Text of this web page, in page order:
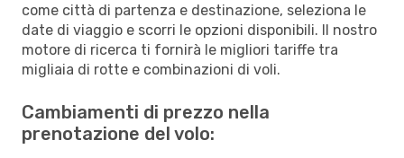
come città di partenza e destinazione, seleziona le
date di viaggio e scorri le opzioni disponibili. Il nostro
motore di ricerca ti fornirà le migliori tariffe tra
migliaia di rotte e combinazioni di voli.
Cambiamenti di prezzo nella
prenotazione del volo: